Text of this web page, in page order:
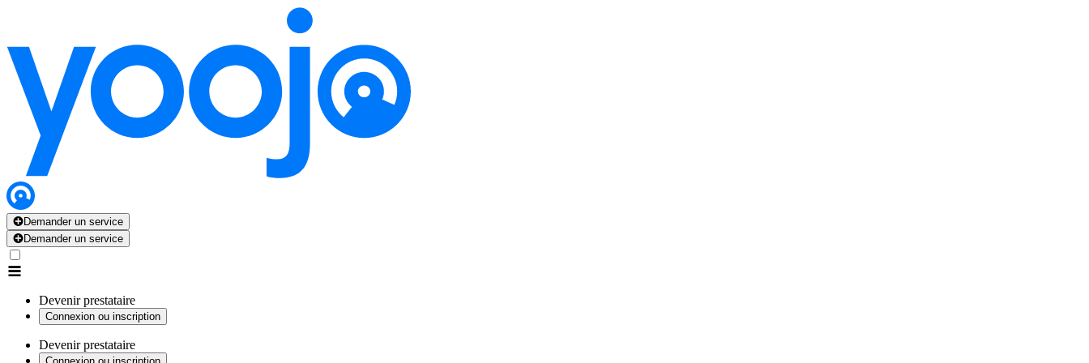
Demander un service
Demander un service
Devenir prestataire
Connexion ou inscription
Devenir prestataire